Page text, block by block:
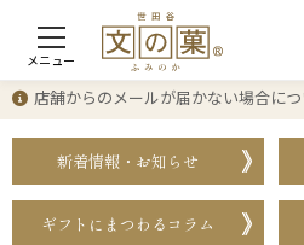
メニュー
店舗からのメールが届かない場合につ
新着情報・お知らせ
ギフトにまつわるコラム